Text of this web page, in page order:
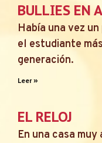
BULLIES EN
Había una vez
el estudiante
generación.
Leer »
EL RELOJ
En una casa